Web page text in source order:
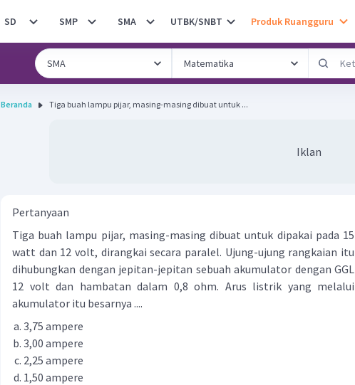
SD SMP SMA UTBK/SNBT Produk Ruangguru
Beranda Tiga buah lampu pijar, masing-masing dibuat untuk ...
Iklan
Pertanyaan
Tiga buah lampu pijar, masing-masing dibuat untuk dipakai pada 15
watt dan 12 volt, dirangkai secara paralel. Ujung-ujung rangkaian itu
dihubungkan dengan jepitan-jepitan sebuah akumulator dengan GGL
12 volt dan hambatan dalam 0,8 ohm. Arus listrik yang melalui
akumulator itu besarnya ....
3,75 ampere
3,00 ampere
2,25 ampere
1,50 ampere